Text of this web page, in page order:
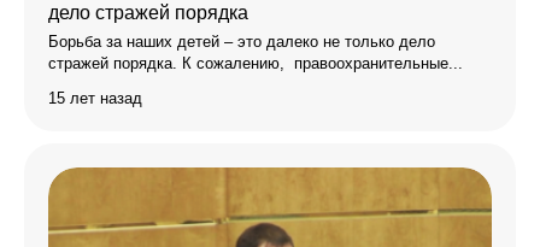
дело стражей порядка
Борьба за наших детей – это далеко не только дело
стражей порядка. К сожалению, правоохранительные...
15 лет назад